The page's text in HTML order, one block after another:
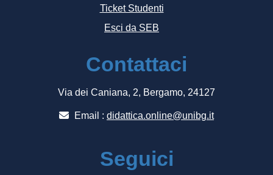
Ticket Studenti
Esci da SEB
Contattaci
Via dei Caniana, 2, Bergamo, 24127
Email : didattica.online@unibg.it
Seguici